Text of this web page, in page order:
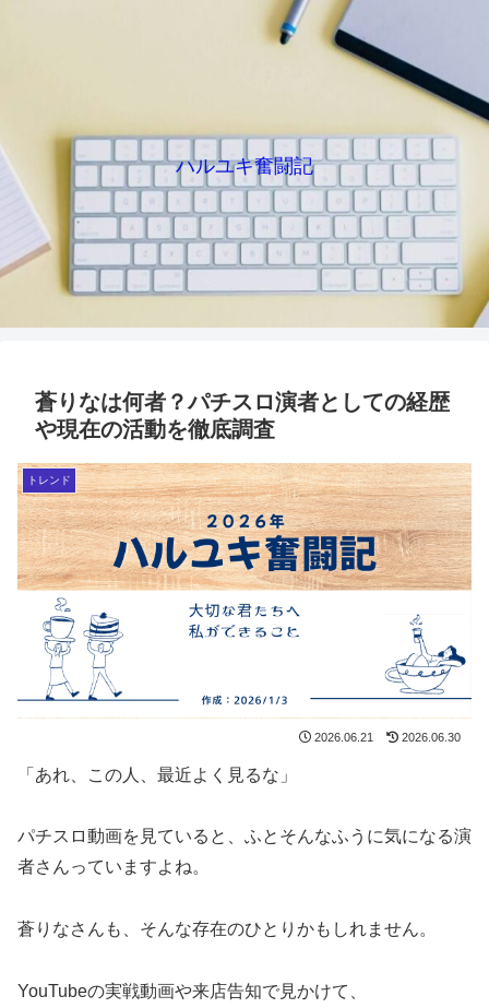
ハルユキ奮闘記
蒼りなは何者？パチスロ演者としての経歴
や現在の活動を徹底調査
トレンド
2026.06.21 2026.06.30
「あれ、この人、最近よく見るな」
パチスロ動画を見ていると、ふとそんなふうに気になる演
者さんっていますよね。
蒼りなさんも、そんな存在のひとりかもしれません。
YouTubeの実戦動画や来店告知で見かけて、